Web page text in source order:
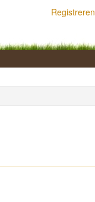
Registreren